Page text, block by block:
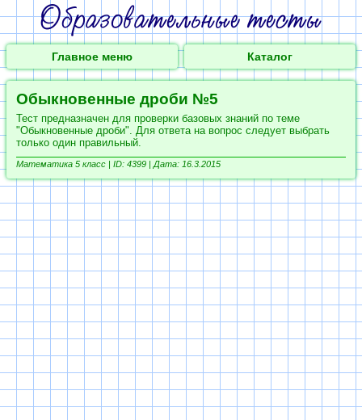
Главное меню Каталог
Обыкновенные дроби №5
Тест предназначен для проверки базовых знаний по теме
"Обыкновенные дроби". Для ответа на вопрос следует выбрать
только один правильный.
Математика 5 класс | ID: 4399 | Дата: 16.3.2015